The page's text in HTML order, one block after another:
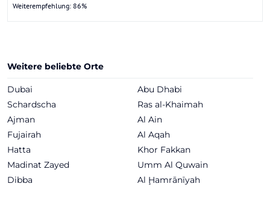
Weiterempfehlung: 86%
Weitere beliebte Orte
Dubai
Abu Dhabi
Schardscha
Ras al-Khaimah
Ajman
Al Ain
Fujairah
Al Aqah
Hatta
Khor Fakkan
Madinat Zayed
Umm Al Quwain
Dibba
Al Ḩamrānīyah